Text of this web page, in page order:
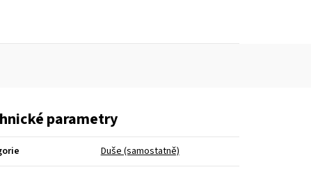
parametry
Duše (samostatně)